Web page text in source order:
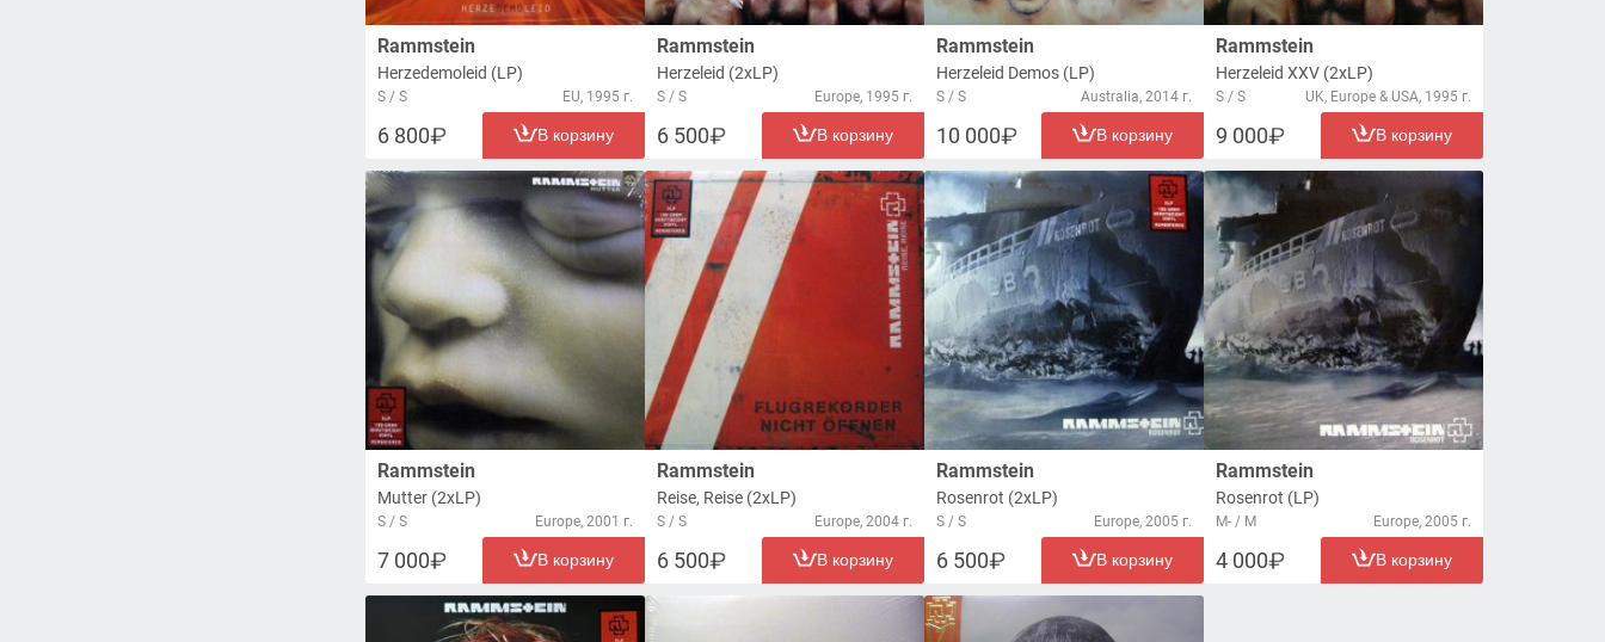
Rammstein
Herzedemoleid (LP)
S / S EU, 1995 г.
6 800 В корзину
Rammstein
Herzeleid (2xLP)
S / S Europe, 1995 г.
6 500 В корзину
Rammstein
Herzeleid Demos (LP)
S / S Australia, 2014 г.
10 000 В корзину
Rammstein
Herzeleid XXV (2xLP)
S / S UK, Europe & USA, 1995 г.
9 000 В корзину
Rammstein
Mutter (2xLP)
S / S Europe, 2001 г.
7 000 В корзину
Rammstein
Reise, Reise (2xLP)
S / S Europe, 2004 г.
6 500 В корзину
Rammstein
Rosenrot (2xLP)
S / S Europe, 2005 г.
6 500 В корзину
Rammstein
Rosenrot (LP)
M- / M Europe, 2005 г.
4 000 В корзину